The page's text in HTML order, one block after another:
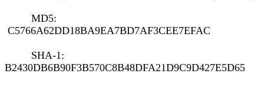
MD5:
C5766A62DD18BA9EA7BD7AF3CEE7EFAC
SHA-1:
B2430DB6B90F3B570C8B48DFA21D9C9D427E5D65